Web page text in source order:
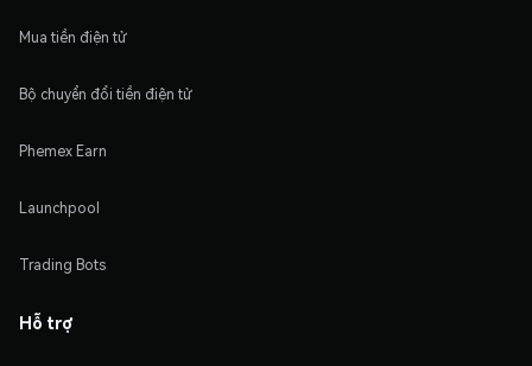
Mua tiền điện tử
Bộ chuyển đổi tiền điện tử
Phemex Earn
Launchpool
Trading Bots
Hỗ trợ